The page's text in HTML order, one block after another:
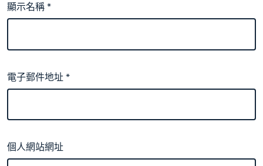
顯示名稱*
電子郵件地址*
個人網站網址